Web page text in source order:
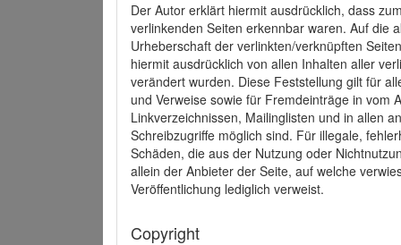
Der Autor erklärt hiermit ausdrücklich, dass
verlinkenden Seiten erkennbar waren. Auf die
Urheberschaft der verlinkten/verknüpften
hiermit ausdrücklich von allen Inhalten aller
verändert wurden. Diese Feststellung gilt für
und Verweise sowie für Fremdeinträge in vom
Linkverzeichnissen, Mailinglisten und in allen
Schreibzugriffe möglich sind. Für illegale,
Schäden, die aus der Nutzung oder
allein der Anbieter der Seite, auf welche
Veröffentlichung lediglich verweist.
Copyright